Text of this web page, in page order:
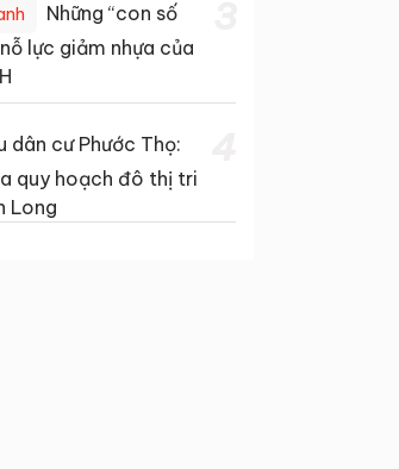
Những “con số
lực giảm nhựa của
dân cư Phước Thọ:
quy hoạch đô thị tri
Long